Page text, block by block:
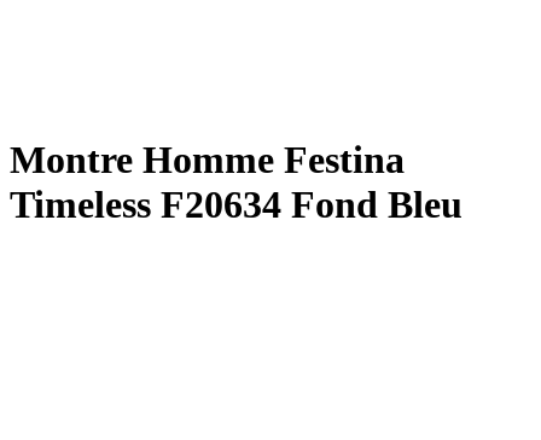
Montre Homme Festina
Timeless F20634 Fond Bleu